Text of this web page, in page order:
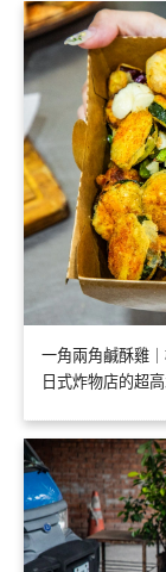
一角兩角鹹酥雞
日式炸物店的超